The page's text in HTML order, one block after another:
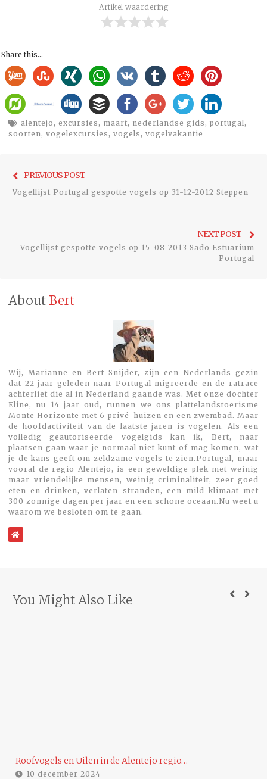
Artikel waardering
Share this...
alentejo , excursies , maart, nederlandse gids , portugal,
soorten, vogelexcursies , vogels , vogelvakantie
navigatie
PREVIOUS POST
post:
Vogellijst Portugal gespotte vogels op 31-12-2012 Steppen
NEXT POST
Vogellijst gespotte vogels op 15-08-2013 Sado Estuarium
Portugal
About Bert
Wij, Marianne en Bert Snijder, zijn een Nederlands gezin
dat 22 jaar geleden naar Portugal migreerde en de ratrace
achterliet die al in Nederland gaande was. Met onze dochter
Eline, nu 14 jaar oud, runnen we ons plattelandstoerisme
Monte Horizonte met 6 privé-huizen en een zwembad. Maar
de hoofdactiviteit van de laatste jaren is vogelen. Als een
volledig geautoriseerde vogelgids kan ik, Bert, naar
plaatsen gaan waar je normaal niet kunt of mag komen, wat
je de kans geeft om zeldzame vogels te zien.Portugal, maar
vooral de regio Alentejo, is een geweldige plek met weinig
maar vriendelijke mensen, weinig criminaliteit, zeer goed
eten en drinken, verlaten stranden, een mild klimaat met
300 zonnige dagen per jaar en een schone oceaan.Nu weet u
waarom we besloten om te gaan.
You Might Also Like
Roofvogels en Uilen in de Alentejo regio…
10 december 2024